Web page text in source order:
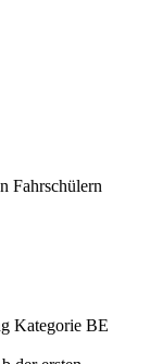
Fahrschülern
Kategorie BE